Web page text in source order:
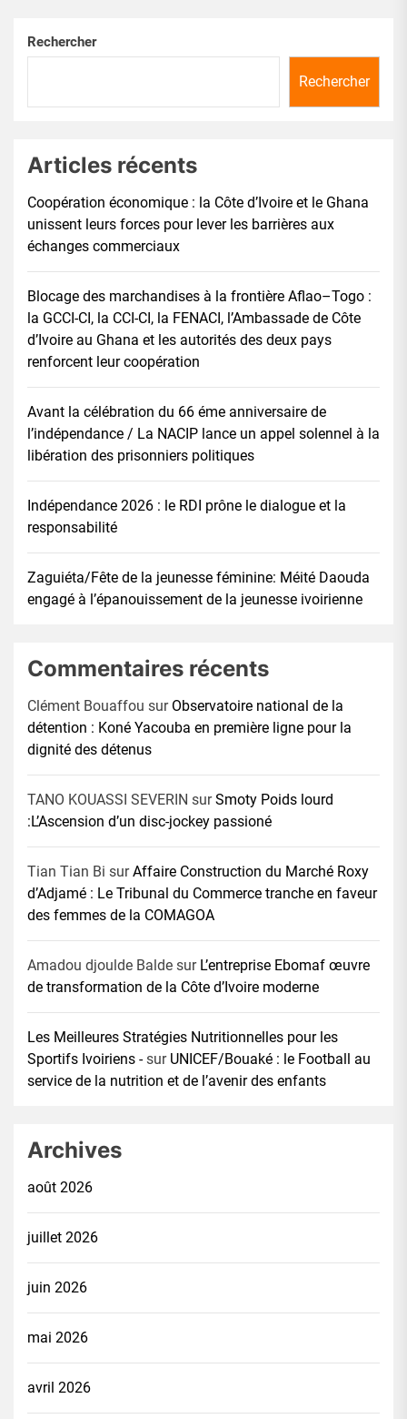
Rechercher
Rechercher
Articles récents
Coopération économique : la Côte d’Ivoire et le Ghana
unissent leurs forces pour lever les barrières aux
échanges commerciaux
Blocage des marchandises à la frontière Aflao–Togo :
la GCCI-CI, la CCI-CI, la FENACI, l’Ambassade de Côte
d’Ivoire au Ghana et les autorités des deux pays
renforcent leur coopération
Avant la célébration du 66 éme anniversaire de
l’indépendance / La NACIP lance un appel solennel à la
libération des prisonniers politiques
Indépendance 2026 : le RDI prône le dialogue et la
responsabilité
Zaguiéta/Fête de la jeunesse féminine: Méité Daouda
engagé à l’épanouissement de la jeunesse ivoirienne
Commentaires récents
Clément Bouaffou sur Observatoire national de la
détention : Koné Yacouba en première ligne pour la
dignité des détenus
TANO KOUASSI SEVERIN surSmoty Poids lourd
:L’Ascension d’un disc-jockey passioné
Tian Tian Bi surAffaire Construction du Marché Roxy
d’Adjamé : Le Tribunal du Commerce tranche en faveur
des femmes de la COMAGOA
Amadou djoulde Balde sur L’entreprise Ebomaf œuvre
de transformation de la Côte d’Ivoire moderne
Les Meilleures Stratégies Nutritionnelles pour les
Sportifs Ivoiriens -sur UNICEF/Bouaké : le Football au
service de la nutrition et de l’avenir des enfants
Archives
août 2026
juillet 2026
juin 2026
mai 2026
avril 2026